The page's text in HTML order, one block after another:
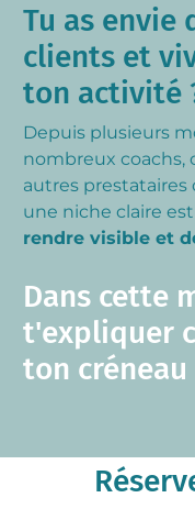
Tu as
clients et
ton activité
Depuis plusieurs
nombreux coachs,
autres prestataires
une niche claire est
rendre visible et
Dans cette
t'expliquer
ton créneau